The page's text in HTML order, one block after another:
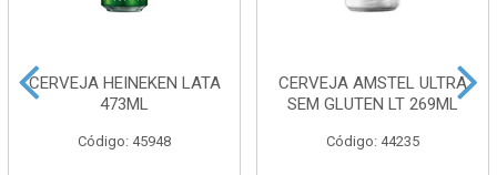
CERVEJA HEINEKEN LATA
473ML
Código: 45948
CERVEJA AMSTEL ULTRA
SEM GLUTEN LT 269ML
Código: 44235